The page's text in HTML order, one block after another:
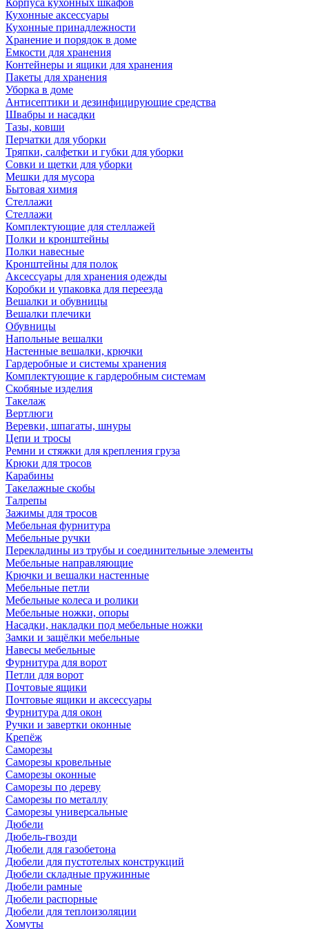
Корпуса кухонных шкафов
Кухонные аксессуары
Кухонные принадлежности
Хранение и порядок в доме
Емкости для хранения
Контейнеры и ящики для хранения
Пакеты для хранения
Уборка в доме
Антисептики и дезинфицирующие средства
Швабры и насадки
Тазы, ковши
Перчатки для уборки
Тряпки, салфетки и губки для уборки
Совки и щетки для уборки
Мешки для мусора
Бытовая химия
Стеллажи
Стеллажи
Комплектующие для стеллажей
Полки и кронштейны
Полки навесные
Кронштейны для полок
Аксессуары для хранения одежды
Коробки и упаковка для переезда
Вешалки и обувницы
Вешалки плечики
Обувницы
Напольные вешалки
Настенные вешалки, крючки
Гардеробные и системы хранения
Комплектующие к гардеробным системам
Скобяные изделия
Такелаж
Вертлюги
Веревки, шпагаты, шнуры
Цепи и тросы
Ремни и стяжки для крепления груза
Крюки для тросов
Карабины
Такелажные скобы
Талрепы
Зажимы для тросов
Мебельная фурнитура
Мебельные ручки
Перекладины из трубы и соединительные элементы
Мебельные направляющие
Крючки и вешалки настенные
Мебельные петли
Мебельные колеса и ролики
Мебельные ножки, опоры
Насадки, накладки под мебельные ножки
Замки и защёлки мебельные
Навесы мебельные
Фурнитура для ворот
Петли для ворот
Почтовые ящики
Почтовые ящики и аксессуары
Фурнитура для окон
Ручки и завертки оконные
Крепёж
Саморезы
Саморезы кровельные
Саморезы оконные
Саморезы по дереву
Саморезы по металлу
Саморезы универсальные
Дюбели
Дюбель-гвозди
Дюбели для газобетона
Дюбели для пустотелых конструкций
Дюбели складные пружинные
Дюбели рамные
Дюбели распорные
Дюбели для теплоизоляции
Хомуты